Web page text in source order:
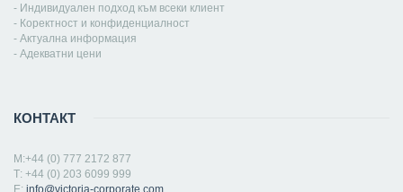
- Индивидуален подход към всеки клиент
- Коректност и конфиденциалност
- Актуална информация
- Адекватни цени
КОНТАКТ
M:+44 (0) 777 2172 877
Т: +44 (0) 203 6099 999
Е: info@victoria-corporate.com